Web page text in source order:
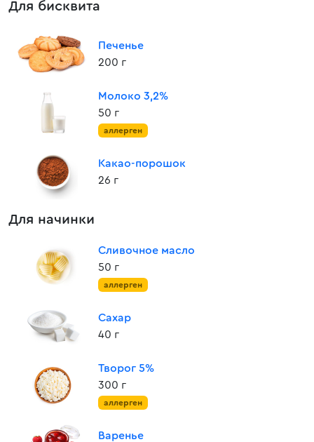
Для бисквита
Печенье
200 г
Молоко 3,2%
50 г
аллерген
Какао-порошок
26 г
Для начинки
Сливочное масло
50 г
аллерген
Сахар
40 г
Творог 5%
300 г
аллерген
Варенье